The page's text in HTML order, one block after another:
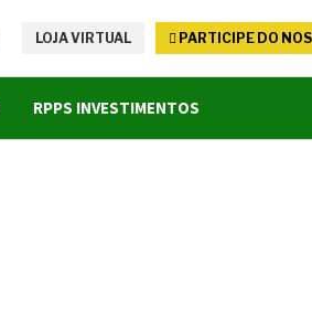
LOJA VIRTUAL PARTICIPE DO
RPPS INVESTIMENTOS